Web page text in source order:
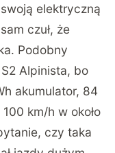
elektryczną
czuł, że
Podobny
Alpinista, bo
akumulator, 84
km/h w około
czy taka